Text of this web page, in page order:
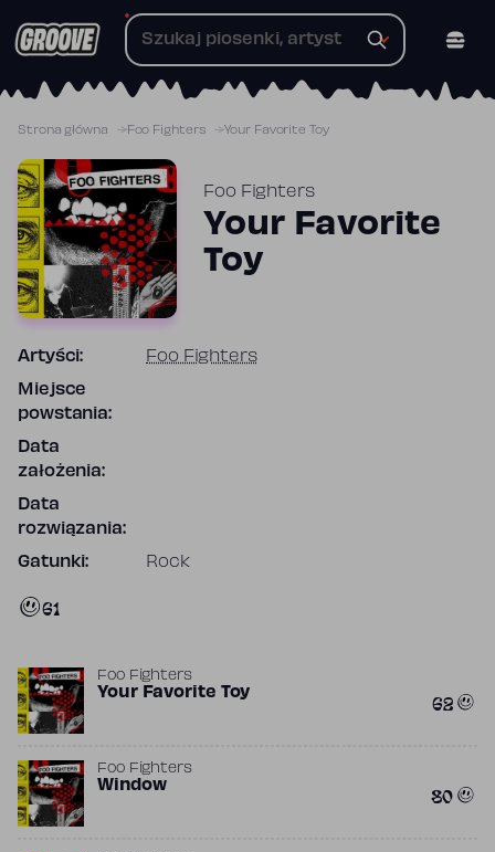
do
Strona główna Foo Fighters Your Favorite Toy
Foo Fighters
Your Favorite
Toy
Artyści: Foo Fighters
Miejsce
powstania:
Data
założenia:
Data
rozwiązania:
Gatunki: Rock
61
Foo Fighters
Your Favorite Toy 62
Foo Fighters
Window 80